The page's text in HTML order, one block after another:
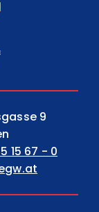
9
15 67 - 0